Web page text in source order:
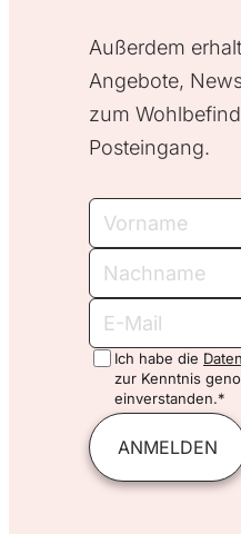
Außerdem
Angebote,
zum
Posteingang.
Vorname
Nachname
E-
Mail
Ich habe die
zur Kenntnis
einverstanden.*
ANMELDEN